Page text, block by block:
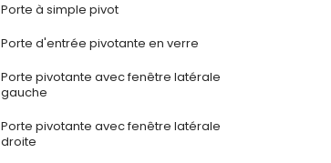
Porte à simple pivot
Porte d'entrée pivotante en verre
Porte pivotante avec fenêtre latérale
gauche
Porte pivotante avec fenêtre latérale
droite